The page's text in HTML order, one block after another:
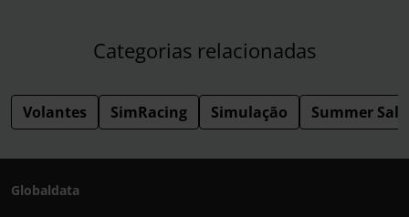
Categorias relacionadas
Volantes SimRacing Simulação Summer
Globaldata